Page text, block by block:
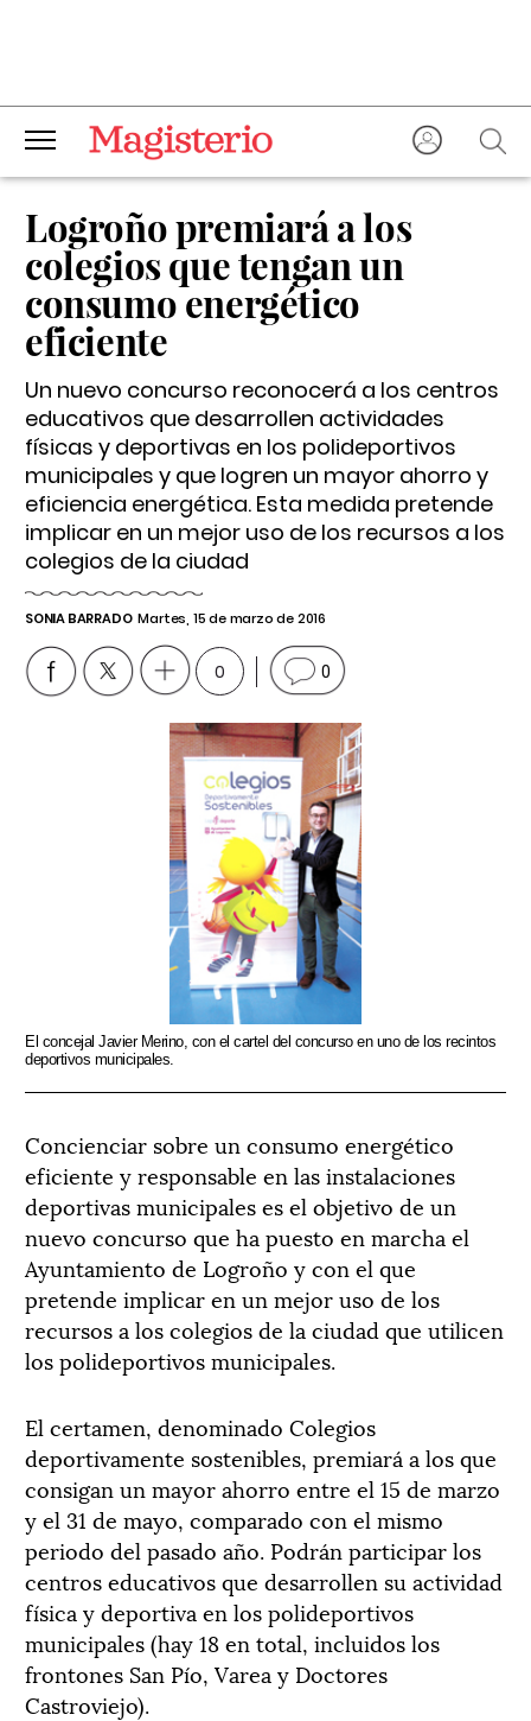
Logroño premiará a los
colegios que tengan un
consumo energético
eficiente
Un nuevo concurso reconocerá a los centros
educativos que desarrollen actividades
físicas y deportivas en los polideportivos
municipales y que logren un mayor ahorro y
eficiencia energética. Esta medida pretende
implicar en un mejor uso de los recursos a los
colegios de la ciudad
SONIA BARRADO Martes, 15 de marzo de 2016
0 0
El concejal Javier Merino, con el cartel del concurso en uno de los recintos
deportivos municipales.
Concienciar sobre un consumo energético
eficiente y responsable en las instalaciones
deportivas municipales es el objetivo de un
nuevo concurso que ha puesto en marcha el
Ayuntamiento de Logroño y con el que
pretende implicar en un mejor uso de los
recursos a los colegios de la ciudad que utilicen
los polideportivos municipales.
El certamen, denominado Colegios
deportivamente sostenibles, premiará a los que
consigan un mayor ahorro entre el 15 de marzo
y el 31 de mayo, comparado con el mismo
periodo del pasado año. Podrán participar los
centros educativos que desarrollen su actividad
física y deportiva en los polideportivos
municipales (hay 18 en total, incluidos los
frontones San Pío, Varea y Doctores
Castroviejo).